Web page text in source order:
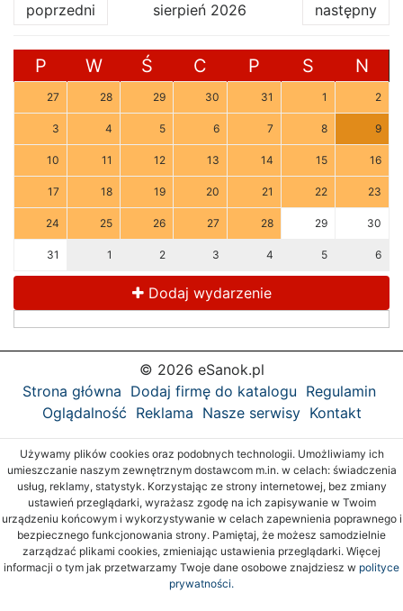
poprzedni sierpień 2026 następny
P W Ś C P S N
27 28 29 30 31 1 2
3 4 5 6 7 8 9
10 11 12 13 14 15 16
17 18 19 20 21 22 23
24 25 26 27 28 29 30
31 1 2 3 4 5 6
Dodaj wydarzenie
© 2026 eSanok.pl
Strona główna Dodaj firmę do katalogu Regulamin
Oglądalność Reklama Nasze serwisy Kontakt
Używamy plików cookies oraz podobnych technologii. Umożliwiamy ich
umieszczanie naszym zewnętrznym dostawcom m.in. w celach: świadczenia
usług, reklamy, statystyk. Korzystając ze strony internetowej, bez zmiany
ustawień przeglądarki, wyrażasz zgodę na ich zapisywanie w Twoim
urządzeniu końcowym i wykorzystywanie w celach zapewnienia poprawnego i
bezpiecznego funkcjonowania strony. Pamiętaj, że możesz samodzielnie
zarządzać plikami cookies, zmieniając ustawienia przeglądarki. Więcej
informacji o tym jak przetwarzamy Twoje dane osobowe znajdziesz w polityce
prywatności.